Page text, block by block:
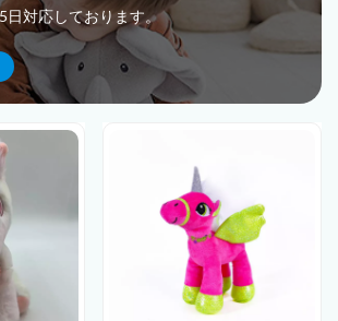
日対応しております。